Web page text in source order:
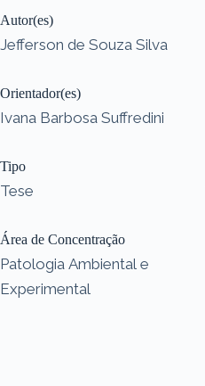
Autor(es)
Jefferson de Souza Silva
Orientador(es)
Ivana Barbosa Suffredini
Tipo
Tese
Área de Concentração
Patologia Ambiental e
Experimental